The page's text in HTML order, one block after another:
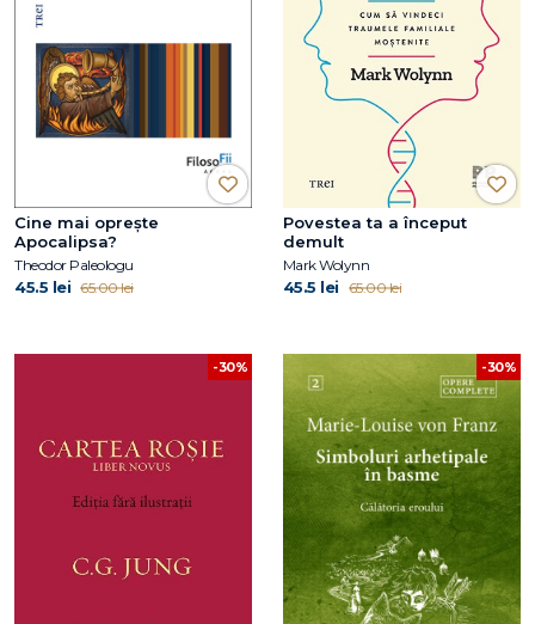
Cine mai oprește
Apocalipsa?
Theodor Paleologu
45.5 lei 65.00 lei
Povestea ta a început
demult
Mark Wolynn
45.5 lei 65.00 lei
-30% -30%